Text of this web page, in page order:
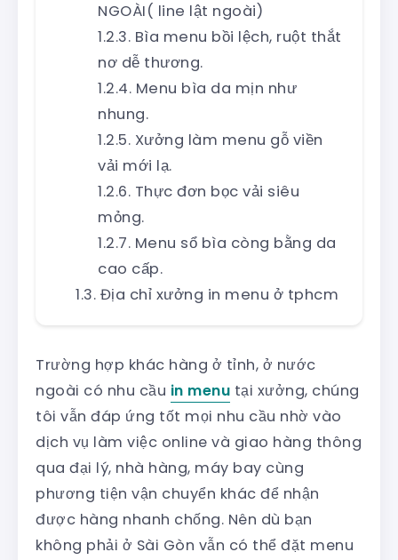
NGOÀI( line lật ngoài)
Bìa menu bồi lệch, ruột thắt
nơ dễ thương.
Menu bìa da mịn như
nhung.
Xưởng làm menu gỗ viền
vải mới lạ.
Thực đơn bọc vải siêu
mỏng.
Menu sổ bìa còng bằng da
cao cấp.
Địa chỉ xưởng in menu ở tphcm
Trường hợp khác hàng ở tỉnh, ở nước
ngoài có nhu cầu in menu tại xưởng, chúng
tôi vẫn đáp ứng tốt mọi nhu cầu nhờ vào
dịch vụ làm việc online và giao hàng thông
qua đại lý, nhà hàng, máy bay cùng
phương tiện vận chuyển khác để nhận
được hàng nhanh chống. Nên dù bạn
không phải ở Sài Gòn vẫn có thể đặt menu